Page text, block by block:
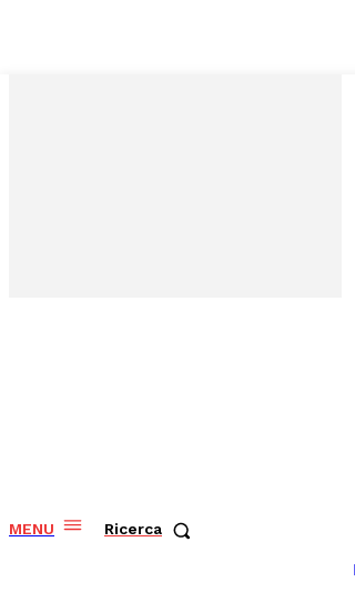
MENU Ricerca